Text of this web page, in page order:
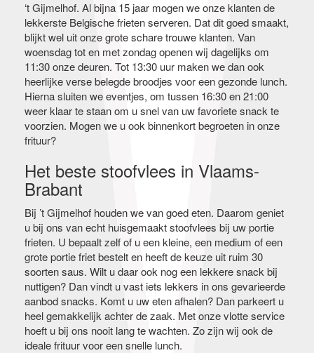
‘t Gijmelhof. Al bijna 15 jaar mogen we onze klanten de
lekkerste Belgische frieten serveren. Dat dit goed smaakt,
blijkt wel uit onze grote schare trouwe klanten. Van
woensdag tot en met zondag openen wij dagelijks om
11:30 onze deuren. Tot 13:30 uur maken we dan ook
heerlijke verse belegde broodjes voor een gezonde lunch.
Hierna sluiten we eventjes, om tussen 16:30 en 21:00
weer klaar te staan om u snel van uw favoriete snack te
voorzien. Mogen we u ook binnenkort begroeten in onze
frituur?
Het beste stoofvlees in Vlaams-
Brabant
Bij ’t Gijmelhof houden we van goed eten. Daarom geniet
u bij ons van echt huisgemaakt stoofvlees bij uw portie
frieten. U bepaalt zelf of u een kleine, een medium of een
grote portie friet bestelt en heeft de keuze uit ruim 30
soorten saus. Wilt u daar ook nog een lekkere snack bij
nuttigen? Dan vindt u vast iets lekkers in ons gevarieerde
aanbod snacks. Komt u uw eten afhalen? Dan parkeert u
heel gemakkelijk achter de zaak. Met onze vlotte service
hoeft u bij ons nooit lang te wachten. Zo zijn wij ook de
ideale frituur voor een snelle lunch.